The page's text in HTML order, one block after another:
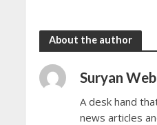
About the author
Suryan
A desk hand
news articles